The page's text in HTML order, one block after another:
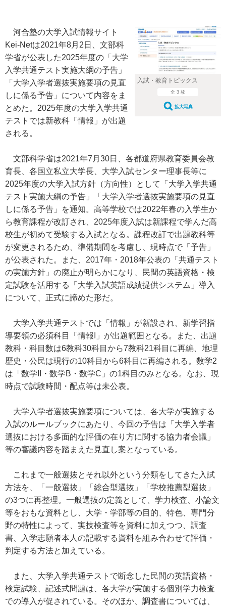
入試・教育トピックス
全 3 枚
拡大写真
河合塾の大学入試情報サイト
Kei-Netは2021年8月2日、文部科
学省が公表した2025年度の「大学
入学共通テスト実施大綱の予告」
「大学入学者選抜実施要項の見直
しに係る予告」について内容をま
とめた。2025年度の大学入学共通
テストでは新教科「情報」が出題
される。
文部科学省は2021年7月30日、各都道府県教育委員会教
育長、各国立私立大学長、大学入試センター理事長等に
2025年度の大学入試方針（方向性）として「大学入学共通
テスト実施大綱の予告」「大学入学者選抜実施要項の見直
しに係る予告」を通知。高等学校では2022年春の入学生か
ら教育課程が改訂され、2025年度入試は新課程で学んだ高
校生が初めて受験する入試となる。課程改訂で出題教科等
が変更されるため、準備期間を考慮し、現時点で「予告」
が公表された。また、2017年・2018年公表の「共通テスト
の実施方針」の廃止が明らかになり、民間の英語資格・検
定試験を活用する「大学入試英語成績提供システム」導入
について、正式に諦めた形だ。
大学入学共通テストでは「情報」が新設され、新学習指
導要領の必須科目「情報I」が出題範囲となる。また、出題
教科・科目数は6教科30科目から7教科21科目に再編、地理
歴史・公民は現行の10科目から6科目に再編される。数学2
は「数学II・数学B・数学C」の1科目のみとなる。なお、現
時点で試験時間・配点等は未公表。
大学入学者選抜実施要項については、各大学が実施する
入試のルールブックにあたり、今回の予告は「大学入学者
選抜における多面的な評価の在り方に関する協力者会議」
等の審議内容を踏まえた見直し案となっている。
これまで一般選抜とそれ以外という分類をしてきた入試
方法を、「一般選抜」「総合型選抜」「学校推薦型選抜」
の3つに再整理。一般選抜の定義として、学力検査、小論文
等をおもな資料とし、大学・学部等の目的、特色、専門分
野の特性によって、実技検査等を資料に加えつつ、調査
書、入学志願者本人の記載する資料を組み合わせて評価・
判定する方法と加えている。
また、大学入学共通テストで断念した民間の英語資格・
検定試験、記述式問題は、各大学が実施する個別学力検査
での導入が促されている。そのほか、調査書については、